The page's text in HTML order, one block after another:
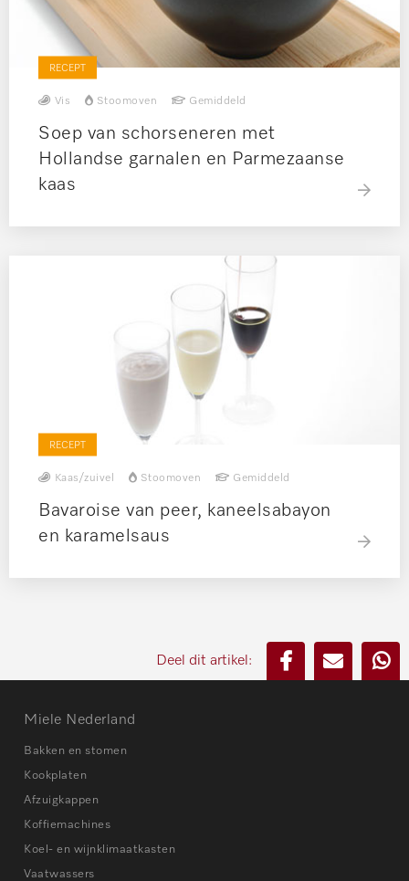
RECEPT
Vis Stoomoven Gemiddeld
Soep van schorseneren met
Hollandse garnalen en Parmezaanse
kaas
RECEPT
Kaas/zuivel Stoomoven Gemiddeld
Bavaroise van peer, kaneelsabayon
en karamelsaus
Deel dit artikel:
Miele Nederland
Bakken en stomen
Kookplaten
Afzuigkappen
Koffiemachines
Koel- en wijnklimaatkasten
Vaatwassers